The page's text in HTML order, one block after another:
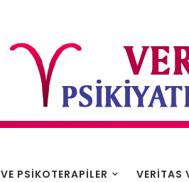
PSIKOTERAPILER VERITAS